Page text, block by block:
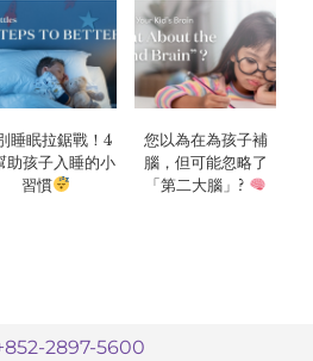
睡眠拉鋸戰！4
助孩子入睡的小
習慣
您以為在為孩子補
腦，但可能忽略了
「第二大腦」?
2897-5600